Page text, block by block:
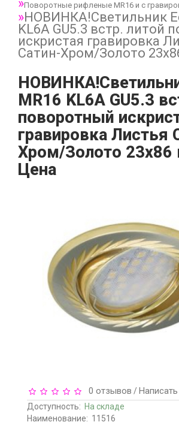
Поворотные рифленые MR16 и с
НОВИНКА!Светильник
KL6A GU5.3 встр. литой
искристая гравировка
Сатин-Хром/Золото
MR16 KL6A GU5.3
поворотный
гравировка Листья
Хром/Золото 23х86
Цена
0 отзывов /
Доступность: На складе
Наименование: 11516